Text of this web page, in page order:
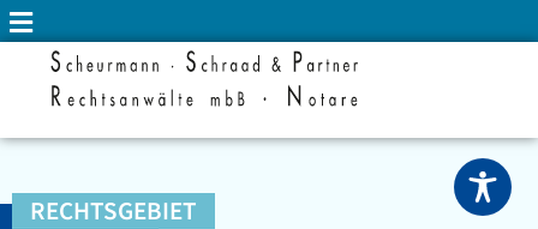
RECHTSGEBIET
KAUFRECHT